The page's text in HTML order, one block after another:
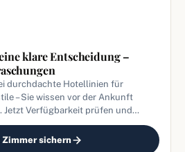
klare Entscheidung –
durchdachte Hotellinien für
– Sie wissen vor der Ankunft
Jetzt Verfügbarkeit prüfen und
sichern